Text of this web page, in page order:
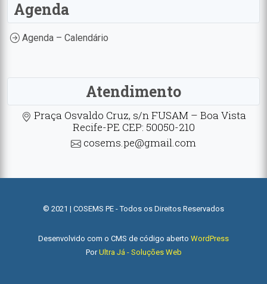
Agenda
Agenda – Calendário
Atendimento
Praça Osvaldo Cruz, s/n FUSAM – Boa Vista
Recife-PE CEP: 50050-210
cosems.pe@gmail.com
© 2021 | COSEMS PE - Todos os Direitos Reservados
Desenvolvido com o CMS de código aberto WordPress
PorUltra Já - Soluções Web